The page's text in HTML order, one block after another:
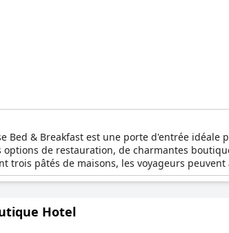
& Breakfast est une porte d'entrée idéale
de restauration, de charmantes
trois pâtés de maisons, les voyageurs
propose des suites élégantes et luxueuses
de quatre chocolats artisanaux exquis,
un havre pour les voyageurs adultes à
Hotel